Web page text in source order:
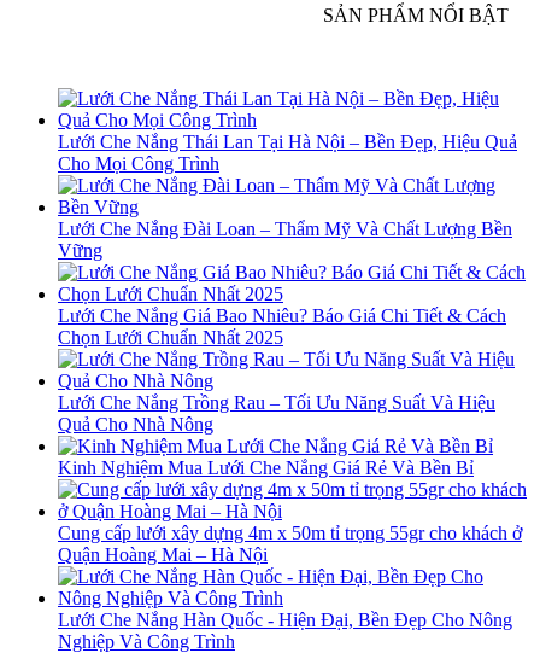
SẢN PHẨM NỔI BẬT
Lưới Che Nắng Thái Lan Tại Hà Nội – Bền Đẹp, Hiệu Quả
Cho Mọi Công Trình
Lưới Che Nắng Đài Loan – Thẩm Mỹ Và Chất Lượng Bền
Vững
Lưới Che Nắng Giá Bao Nhiêu? Báo Giá Chi Tiết & Cách
Chọn Lưới Chuẩn Nhất 2025
Lưới Che Nắng Trồng Rau – Tối Ưu Năng Suất Và Hiệu
Quả Cho Nhà Nông
Kinh Nghiệm Mua Lưới Che Nắng Giá Rẻ Và Bền Bỉ
Cung cấp lưới xây dựng 4m x 50m tỉ trọng 55gr cho khách ở
Quận Hoàng Mai – Hà Nội
Lưới Che Nắng Hàn Quốc - Hiện Đại, Bền Đẹp Cho Nông
Nghiệp Và Công Trình